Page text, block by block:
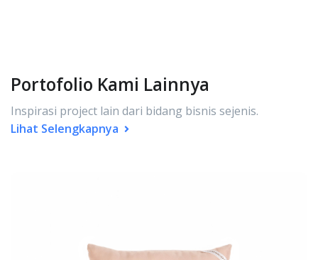
Portofolio Kami Lainnya
Inspirasi project lain dari bidang bisnis sejenis.
Lihat Selengkapnya